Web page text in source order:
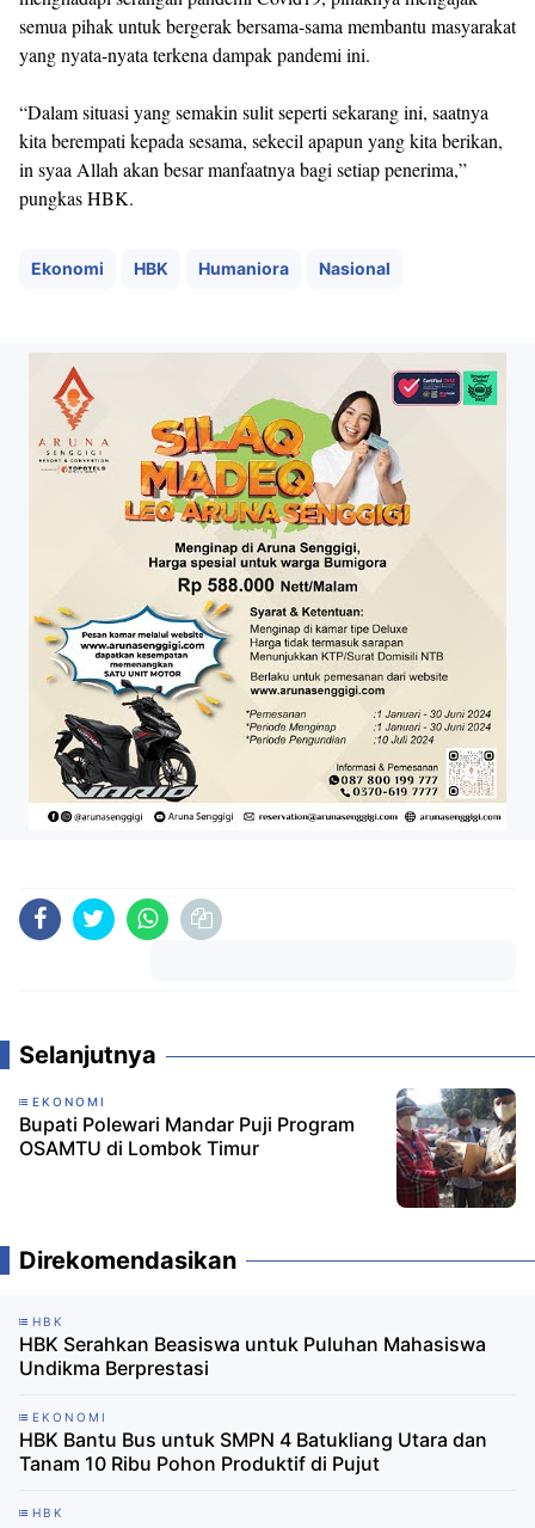
semua pihak untuk bergerak bersama-sama membantu masyarakat
yang nyata-nyata terkena dampak pandemi ini.
“Dalam situasi yang semakin sulit seperti sekarang ini, saatnya
kita berempati kepada sesama, sekecil apapun yang kita berikan,
in syaa Allah akan besar manfaatnya bagi setiap penerima,”
pungkas HBK.
Ekonomi HBK Humaniora Nasional
Selanjutnya
EKONOMI
Bupati Polewari Mandar Puji Program
OSAMTU di Lombok Timur
Direkomendasikan
HBK
HBK Serahkan Beasiswa untuk Puluhan Mahasiswa
Undikma Berprestasi
EKONOMI
HBK Bantu Bus untuk SMPN 4 Batukliang Utara dan
Tanam 10 Ribu Pohon Produktif di Pujut
HBK